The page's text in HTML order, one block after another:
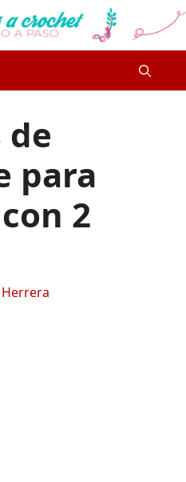
de
para
2